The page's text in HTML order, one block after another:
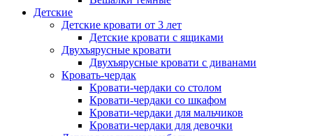
Детские
Детские кровати от 3 лет
Детские кровати с ящиками
Двухъярусные кровати
Двухъярусные кровати с диванами
Кровать-чердак
Кровати-чердаки со столом
Кровати-чердаки со шкафом
Кровати-чердаки для мальчиков
Кровати-чердаки для девочки